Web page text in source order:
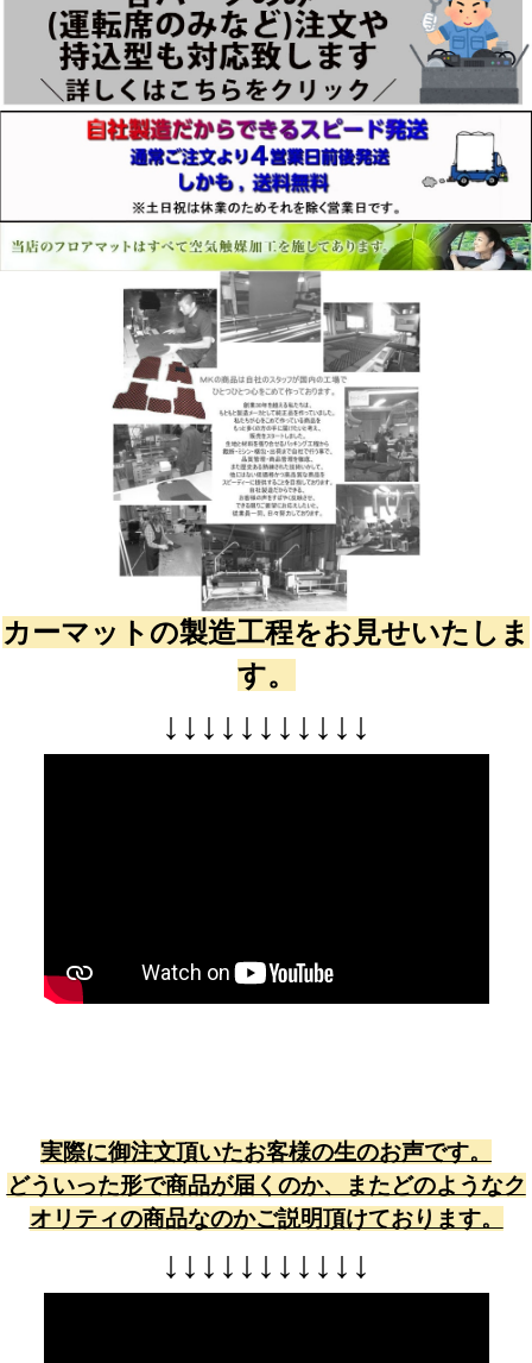
カーマットの製造工程をお見せいたしま
す。
↓ ↓ ↓ ↓ ↓ ↓ ↓ ↓ ↓ ↓ ↓
実際に御注文頂いたお客様の生のお声です。
どういった形で商品が届くのか、またどのようなク
オリティの商品なのかご説明頂けております。
↓ ↓ ↓ ↓ ↓ ↓ ↓ ↓ ↓ ↓ ↓